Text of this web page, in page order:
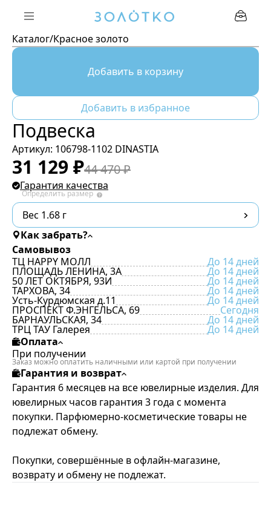
Каталог/Красное золото
Подвеска
Артикул: 106798-1102 DINASTIA
31 129 ₽44 470₽
Гарантия качества
Вес 1.68 г
Определить размер
Добавить в корзину
Добавить в избранное
Как забрать?
Самовывоз
ТЦ HAPPY МОЛЛ
До 14 дней
ПЛОЩАДЬ ЛЕНИНА, 3А До 14 дней
50 ЛЕТ ОКТЯБРЯ, 93И До 14 дней
ТАРХОВА, 34 До 14 дней
Усть-Курдюмская д.11 До 14 дней
ПРОСПЕКТ Ф.ЭНГЕЛЬСА, 69 Сегодня
БАРНАУЛЬСКАЯ, 34 До 14 дней
ТРЦ ТАУ Галерея
До 14 дней
Оплата
При получении
Заказ можно оплатить наличными или картой при получении
Гарантия и возврат
Гарантия 6 месяцев на все ювелирные изделия. Для
ювелирных часов гарантия 3 года с момента
покупки. Парфюмерно-косметические товары не
подлежат обмену.
Покупки, совершённые в офлайн-магазине,
возврату и обмену не подлежат.